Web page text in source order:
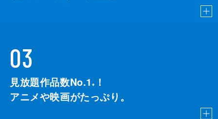
03
見放題作品数No.1 ※
！
アニメや映画がたっぷり。